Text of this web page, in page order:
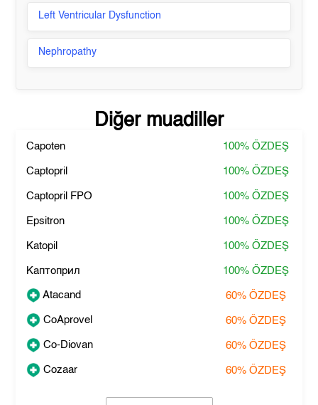
Left Ventricular Dysfunction
Nephropathy
Diğer muadiller
Capoten 100% ÖZDEŞ
Captopril 100% ÖZDEŞ
Captopril FPO 100% ÖZDEŞ
Epsitron 100% ÖZDEŞ
Katopil 100% ÖZDEŞ
Каптоприл 100% ÖZDEŞ
Atacand 60% ÖZDEŞ
CoAprovel 60% ÖZDEŞ
Co-Diovan 60% ÖZDEŞ
Cozaar 60% ÖZDEŞ